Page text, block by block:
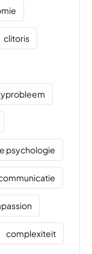
clitoris
psychologie
complexiteit